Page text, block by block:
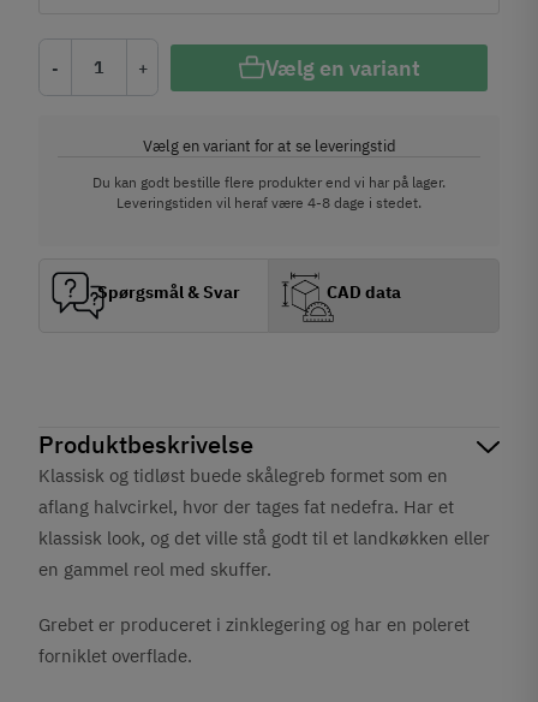
Produktbeskrivelse
Klassisk og tidløst buede skålegreb formet som en
aflang halvcirkel, hvor der tages fat nedefra. Har et
klassisk look, og det ville stå godt til et landkøkken eller
en gammel reol med skuffer.
Grebet er produceret i zinklegering og har en poleret
forniklet overflade.
- + Vælg en variant
Vælg en variant for at se leveringstid
Du kan godt bestille flere produkter end vi har på lager.
Leveringstiden vil heraf være 4-8 dage i stedet.
Spørgsmål & Svar CAD data